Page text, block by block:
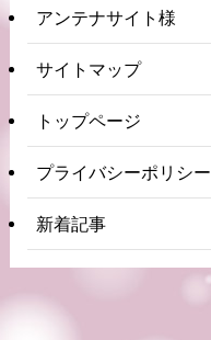
アンテナサイト様
サイトマップ
トップページ
プライバシーポリシー
新着記事